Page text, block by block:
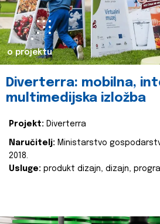
o projektu
Diverterra: mobilna,
multimedijska izložba
Projekt: Diverterra
Naručitelj: Ministarstvo
2018.
Usluge: produkt dizajn, dizajn,